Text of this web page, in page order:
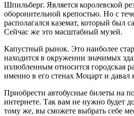
Шпильберг. Является королевской
оборонительной крепостью. Но с
располагался каземат, который был
Сейчас же это масштабный музей.
Капустный рынок. Это наиболее
находится в окружении значимых
излюбленным относится городская
именно в его стенах Моцарт и давал
Приобрести автобусные билеты на
интернете. Так вам не нужно будет
тому же, вы сможете выбрать себе